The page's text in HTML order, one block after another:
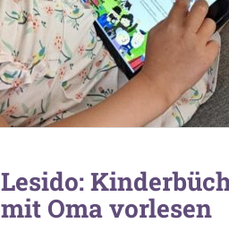
Lesido:
mit Oma vorlesen